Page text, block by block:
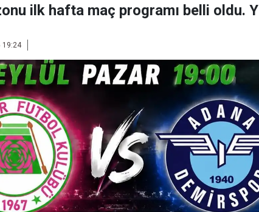
ilk hafta maç programı belli oldu. Y
19:24